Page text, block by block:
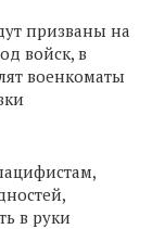
призваны на
войск, в
военкоматы
в руки